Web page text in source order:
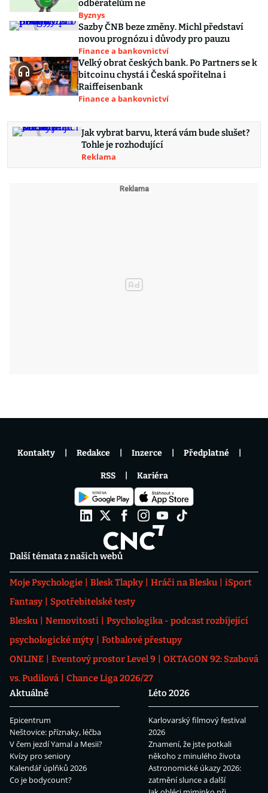
odběratelům ne
Byznys
Sazby ČNB beze změny. Michl představí
novou prognózu i důvody pro pauzu
Finance a bankovnictví
Velký obrat českých bank. Po Partners se k
bitcoinu chystá i Česká spořitelna i
Raiffeisenbank
Finance a bankovnictví
Jak vybrat barvu, která vám bude slušet?
Tohle je rozhodující
Reklama
Další témata z našich webů
Moje Psychologie Blesk Tlapky Hráči na Blesku
iSport
Fantasy
Spotřebitelské testy
Blesku
Nemovitosti
Psychologika - podcast rozbíjející
psychologické mýty
Fotbalové přestupy
ONLINE
Eventový prostor Level 9
OKTAGON 92: Szabová
vs. Pudilová
Chance Liga 2026/27
Aktuálně
Epicentrum
Neštovice: příznaky, léčba
V čem jezdí Yamal a Mesii?
Kvízy pro seniory
Kalendář úplňků 2026
Co je bodycount?
Léto 2026
Karlovarský filmový festival
2026
Znamení, že jste potkali
někoho z minulého života
Astronomické úkazy 2026:
zatmění slunce a další
Kontakty Redakce Inzerce Předplatné
RSS Kariéra